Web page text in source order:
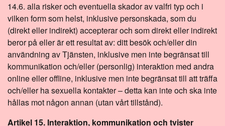
14.6. alla risker och eventuella skador av valfri typ och i
vilken form som helst, inklusive personskada, som du
(direkt eller indirekt) accepterar och som direkt eller indirekt
beror på eller är ett resultat av: ditt besök och/eller din
användning av Tjänsten, inklusive men inte begränsat till
kommunikation och/eller (personlig) interaktion med andra
online eller offline, inklusive men inte begränsat till att träffa
och/eller ha sexuella kontakter – detta kan inte och ska inte
hållas mot någon annan (utan vårt tillstånd).
Artikel 15. Interaktion, kommunikation och tvister